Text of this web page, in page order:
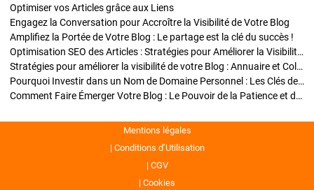
Optimiser vos Articles grâce aux Liens
Engagez la Conversation pour Accroître la Visibilité de Votre Blog
Amplifiez la Portée de Votre Blog : Le partage est la clé du succès !
Optimisation SEO des Articles : Stratégies pour Améliorer la Visibilité de Votre Blog
Stratégies pour améliorer la visibilité de votre Blog : Annuaire et Collaborations
Pourquoi Investir dans un Nom de Domaine Personnel : Les Clés de la Réussite de Votre Blog
Comment Faire Émerger Votre Blog : Le Pouvoir de la Patience et de la Persévérance
Mentions légales
Conditions d’Utilisation
CGV
Cookies